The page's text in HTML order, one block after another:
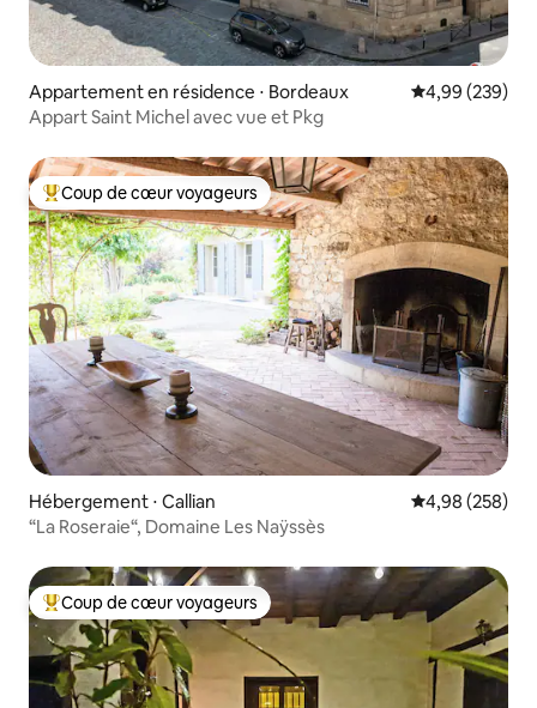
Appartement en résidence ⋅ Bordeaux Évaluation
4,99 (239)
Appart Saint Michel avec vue et Pkg
Coups de cœur voyageurs les plus appréciés
Coup de cœur voyageurs
Hébergement ⋅ Callian Évaluation
4,98 (258)
“La Roseraie“, Domaine Les Naÿssès
Coups de cœur voyageurs les plus appréciés
Coup de cœur voyageurs